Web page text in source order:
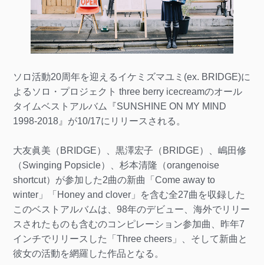
ソロ活動20周年を迎えるイケミズマユミ(ex. BRIDGE)に
よるソロ・プロジェクト three berry icecreamのオール
タイムベストアルバム『SUNSHINE ON MY MIND
1998-2018』が10/17にリリースされる。
大友眞美（BRIDGE）、黒澤宏子（BRIDGE）、嶋田修
（Swinging Popsicle）、杉本清隆（orangenoise
shortcut）が参加した2曲の新曲「Come away to
winter」「Honey and clover」を含む全27曲を収録した
このベストアルバムは、98年のデビュー、海外でリリー
スされたものも含むのコンピレーション参加曲、昨年7
インチでリリースした「Three cheers」、そして新曲と
彼女の活動を網羅した作品となる。